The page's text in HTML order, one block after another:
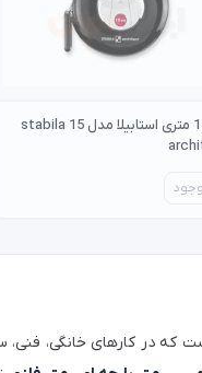
متر 15 متری استابیلا مدل 15 stabila
است که در کارهای خانگی،